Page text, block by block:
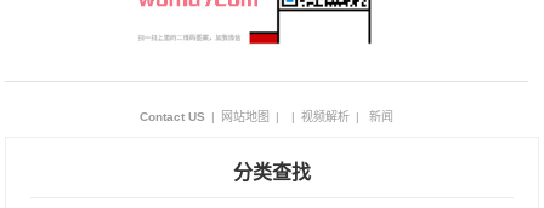
Contact US | 网站地图 | | 视频解析 | 新闻
分类查找